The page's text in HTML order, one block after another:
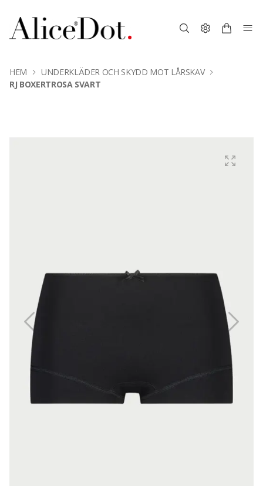
HEM
UNDERKLÄDER OCH SKYDD MOT LÅRSKAV
RJ BOXERTROSA SVART